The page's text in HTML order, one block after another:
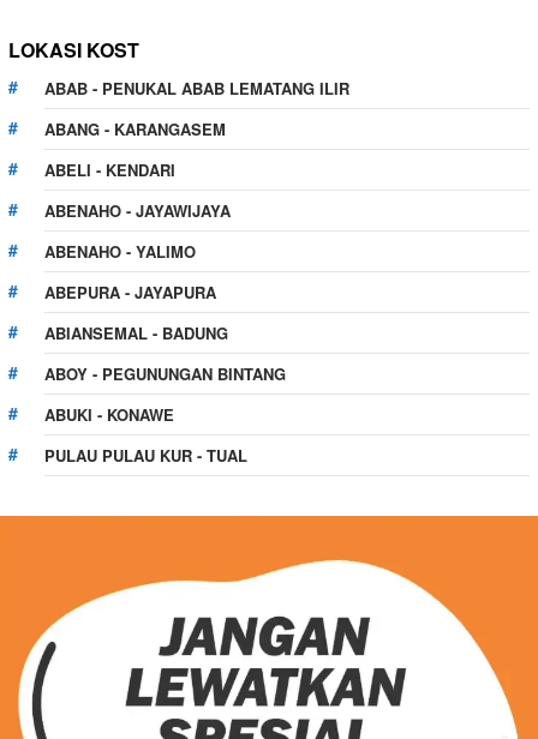
LOKASI KOST
ABAB - PENUKAL ABAB LEMATANG ILIR
ABANG - KARANGASEM
ABELI - KENDARI
ABENAHO - JAYAWIJAYA
ABENAHO - YALIMO
ABEPURA - JAYAPURA
ABIANSEMAL - BADUNG
ABOY - PEGUNUNGAN BINTANG
ABUKI - KONAWE
PULAU PULAU KUR - TUAL